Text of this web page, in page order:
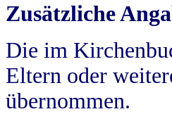
Zusätzliche
Die im
Eltern oder
übernommen.